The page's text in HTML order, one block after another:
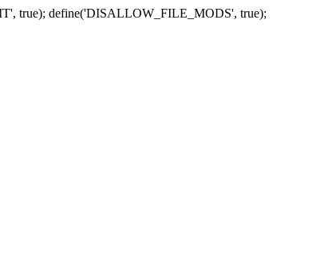
true); define('DISALLOW_FILE_MODS', true);